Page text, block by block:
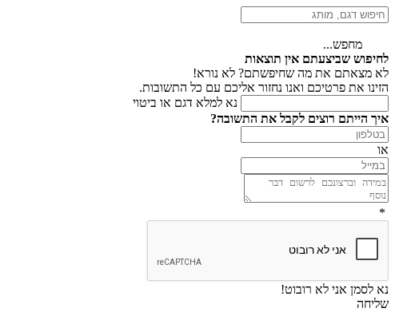
מחפש...
לחיפוש שביצעתם אין תוצאות
לא מצאתם את מה שחיפשתם? לא נורא!
הזינו את פרטיכם ואנו נחזור אליכם עם כל התשובות.
נא למלא דגם או ביטוי
איך הייתם רוצים לקבל את התשובה?
או
*
נא לסמן אני לא רובוט!
שליחה